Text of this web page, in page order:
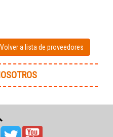
Volver a lista de proveedores